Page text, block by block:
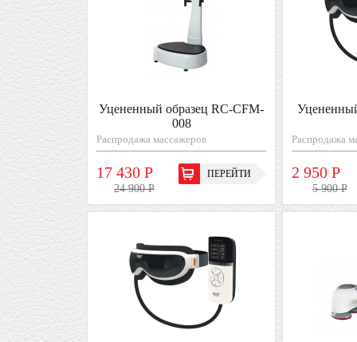
Уцененный образец RC-CFM-
008
Распродажа массажеров
24 900 Р
17 430 Р ПЕРЕЙТИ
Распродажа
5 900 Р
2 950 Р